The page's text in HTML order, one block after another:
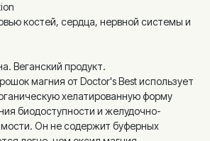
костей, сердца, нервной системы и
Веганский продукт.
магния от Doctor's Best использует
хелатированную форму
биодоступности и желудочно-
Он не содержит буферных